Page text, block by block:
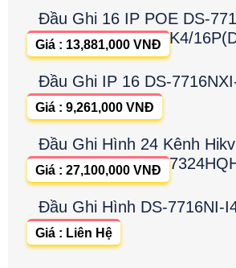
Đầu Ghi 16 IP POE DS-
K4/
Giá : 13,881,000 VNĐ
Đầu Ghi IP 16 DS-
Giá : 9,261,000 VNĐ
Đầu Ghi Hình 24 Kênh
Giá : 27,100,000 VNĐ
Đầu Ghi Hình DS-7716NI-
Giá : Liên Hệ